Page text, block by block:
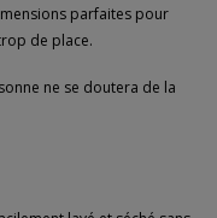
parfaites pour
de place.
ne se doutera de la